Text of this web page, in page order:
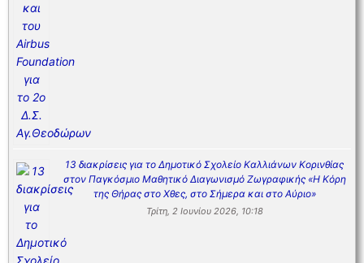
13 διακρίσεις για το Δημοτικό Σχολείο Καλλιάνων Κορινθίας
στον Παγκόσμιο Μαθητικό Διαγωνισμό Ζωγραφικής «Η Κόρη
της Θήρας στο Χθες, στο Σήμερα και στο Αύριο»
Τρίτη, 2 Ιουνίου 2026, 10:18